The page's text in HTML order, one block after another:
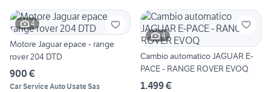
4
Motore Jaguar epace - range
rover 204 DTD
900 €
Car Service Auto Usate Sas
4
Cambio automatico JAGUAR E-
PACE - RANGE ROVER EVOQ
1.499 €